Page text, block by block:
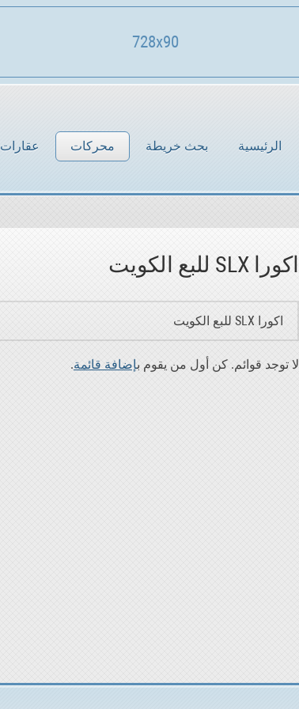
الرئيسية بحث خريطة محركات عقارات
اكورا SLX للبع الكويت
اكورا SLX للبع الكويت
لا توجد قوائم. كن أول من يقوم بإضافة قائمة.
728x90